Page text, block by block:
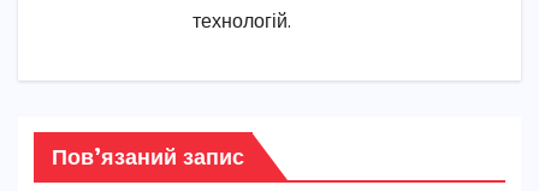
технологій.
Пов’язаний запис